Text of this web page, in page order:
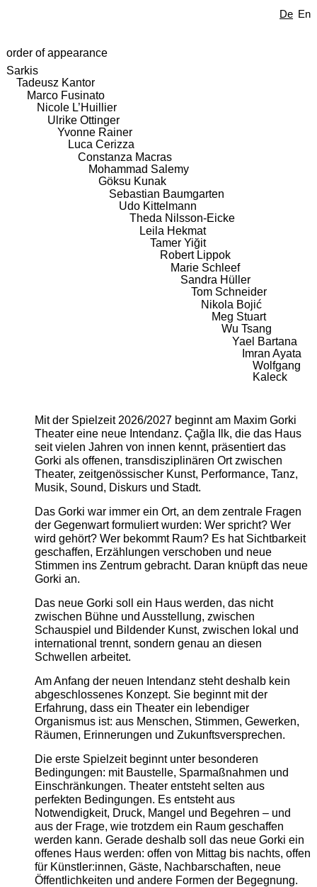
De En
order of appearance
Sarkis
Tadeusz Kantor
Marco Fusinato
Nicole L’Huillier
Ulrike Ottinger
Yvonne Rainer
Luca Cerizza
Constanza Macras
Mohammad Salemy
Göksu Kunak
Sebastian Baumgarten
Udo Kittelmann
Theda Nilsson-Eicke
Leila Hekmat
Tamer Yiğit
Robert Lippok
Marie Schleef
Sandra Hüller
Tom Schneider
Nikola Bojić
Meg Stuart
Wu Tsang
Yael Bartana
Imran Ayata
Wolfgang
Kaleck
Mit der Spielzeit 2026/2027 beginnt am Maxim Gorki
Theater eine neue Intendanz. Çağla Ilk, die das Haus
seit vielen Jahren von innen kennt, präsentiert das
Gorki als offenen, transdisziplinären Ort zwischen
Theater, zeitgenössischer Kunst, Performance, Tanz,
Musik, Sound, Diskurs und Stadt.
Das Gorki war immer ein Ort, an dem zentrale Fragen
der Gegenwart formuliert wurden: Wer spricht? Wer
wird gehört? Wer bekommt Raum? Es hat Sichtbarkeit
geschaffen, Erzählungen verschoben und neue
Stimmen ins Zentrum gebracht. Daran knüpft das neue
Gorki an.
Das neue Gorki soll ein Haus werden, das nicht
zwischen Bühne und Ausstellung, zwischen
Schauspiel und Bildender Kunst, zwischen lokal und
international trennt, sondern genau an diesen
Schwellen arbeitet.
Am Anfang der neuen Intendanz steht deshalb kein
abgeschlossenes Konzept. Sie beginnt mit der
Erfahrung, dass ein Theater ein lebendiger
Organismus ist: aus Menschen, Stimmen, Gewerken,
Räumen, Erinnerungen und Zukunftsversprechen.
Die erste Spielzeit beginnt unter besonderen
Bedingungen: mit Baustelle, Sparmaßnahmen und
Einschränkungen. Theater entsteht selten aus
perfekten Bedingungen. Es entsteht aus
Notwendigkeit, Druck, Mangel und Begehren – und
aus der Frage, wie trotzdem ein Raum geschaffen
werden kann. Gerade deshalb soll das neue Gorki ein
offenes Haus werden: offen von Mittag bis nachts, offen
für Künstler:innen, Gäste, Nachbarschaften, neue
Öffentlichkeiten und andere Formen der Begegnung.